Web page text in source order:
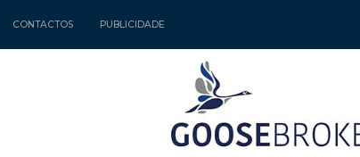
CONTACTOS PUBLICIDADE